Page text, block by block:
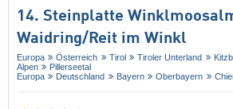
14. Steinplatte
Waidring/​Reit im Winkl
Europa Österreich Tirol Tiroler Unterland
Alpen
Pillerseetal
Europa
Deutschland Bayern Oberbayern